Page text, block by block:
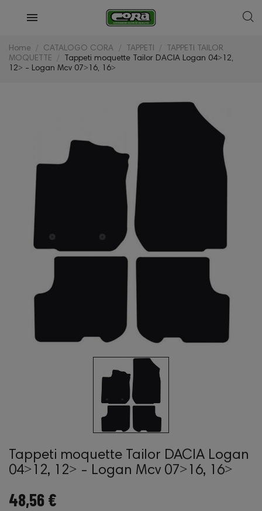
Home CATALOGO CORA TAPPETI
TAPPETI TAILOR
MOQUETTE
Tappeti moquette Tailor DACIA Logan 04˃12,
12˃ - Logan Mcv 07˃16, 16˃
Tappeti moquette Tailor DACIA Logan
04˃12, 12˃ - Logan Mcv 07˃16, 16˃
48,56 €